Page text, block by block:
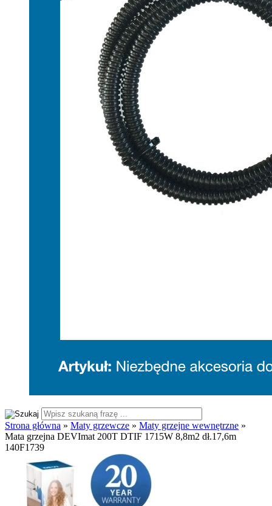
Strona główna » Maty grzewcze » Maty grzejne wewnętrzne »
Mata grzejna DEVImat 200T DTIF 1715W 8,8m2 dł.17,6m
140F1739